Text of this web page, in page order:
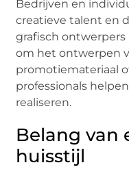
Bedrijven en
creatieve talent en
grafisch
om het ontwerpen
promotiemateriaal
professionals
realiseren.
Belang van
huisstijl